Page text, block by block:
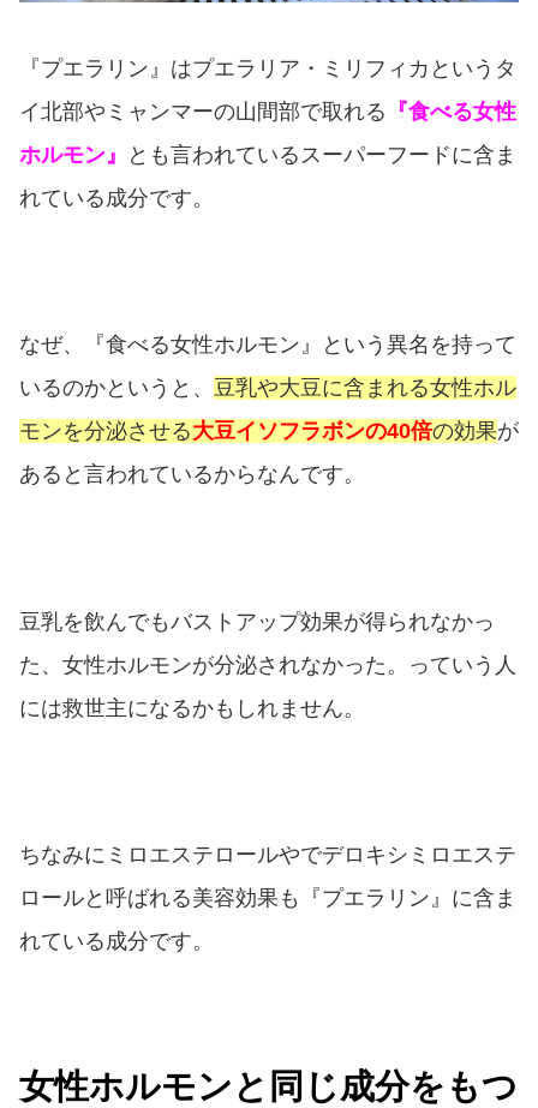
『プエラリン』はプエラリア・ミリフィカというタ
イ北部やミャンマーの山間部で取れる 『食べる女性
ホルモン』
とも言われているスーパーフードに含ま
れている成分です。
なぜ、『食べる女性ホルモン』という異名を持って
いるのかというと、 豆乳や大豆に含まれる女性ホル
モンを分泌させる大豆イソフラボンの40倍の効果が
あると言われているからなんです。
豆乳を飲んでもバストアップ効果が得られなかっ
た、女性ホルモンが分泌されなかった。っていう人
には救世主になるかもしれません。
ちなみにミロエステロールやでデロキシミロエステ
ロールと呼ばれる美容効果も『プエラリン』に含ま
れている成分です。
女性ホルモンと同じ成分をもつ